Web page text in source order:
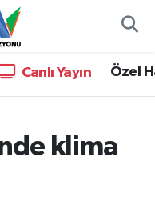
Canlı Yayın Özel
klima
Fikstür